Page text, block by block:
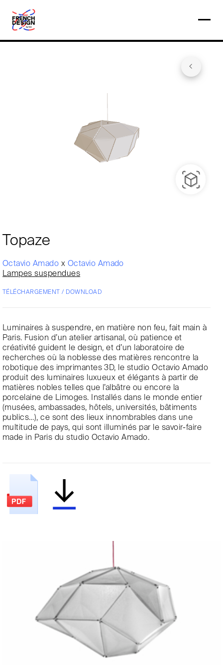
Topaze
Octavio Amado x Octavio Amado
Lampes suspendues
TÉLÉCHARGEMENT / DOWNLOAD
Luminaires à suspendre, en matière non feu, fait main à
Paris. Fusion d’un atelier artisanal, où patience et
créativité guident le design, et d’un laboratoire de
recherches où la noblesse des matières rencontre la
robotique des imprimantes 3D, le studio Octavio Amado
produit des luminaires luxueux et élégants à partir de
matières nobles telles que l’albâtre ou encore la
porcelaine de Limoges. Installés dans le monde entier
(musées, ambassades, hôtels, universités, bâtiments
publics…), ce sont des lieux innombrables dans une
multitude de pays, qui sont illuminés par le savoir-faire
made in Paris du studio Octavio Amado.